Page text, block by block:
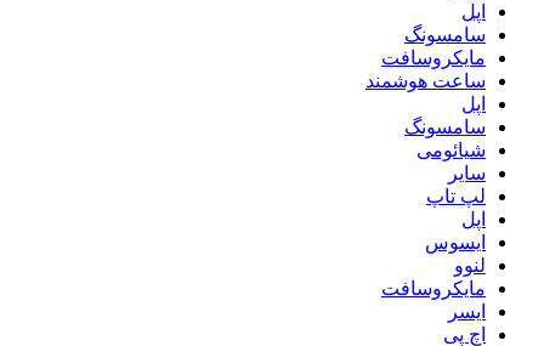
اپل
سامسونگ
مایکروسافت
ساعت هوشمند
اپل
سامسونگ
شیائومی
سایر
لپ تاپ
اپل
ایسوس
لنوو
مایکروسافت
ایسر
اچ پی